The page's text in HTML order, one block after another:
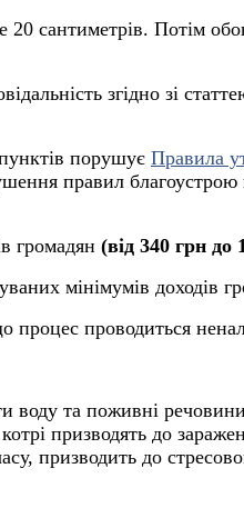
сантиметрів. Потім
згідно зі
порушує Правила
правил благоустрою
громадян (від 340 грн до
мінімумів доходів
процес проводиться
воду та поживні
призводять до
призводить до